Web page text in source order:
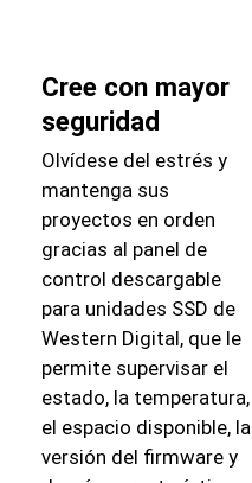
Cree con mayor
seguridad
Olvídese del estrés y
mantenga sus
proyectos en orden
gracias al panel de
control descargable
para unidades SSD de
Western Digital, que le
permite supervisar el
estado, la temperatura,
el espacio disponible, la
versión del firmware y